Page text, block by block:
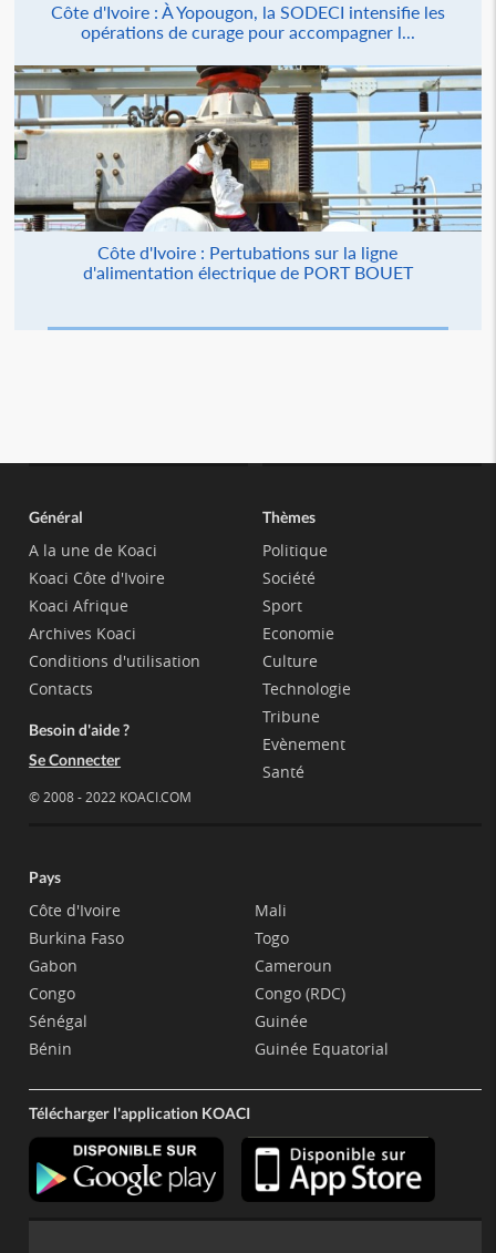
Côte d'Ivoire : À Yopougon, la SODECI intensifie les
opérations de curage pour accompagner l...
Côte d'Ivoire : Pertubations sur la ligne
d'alimentation électrique de PORT BOUET
Général
A la une de Koaci
Koaci Côte d'Ivoire
Koaci Afrique
Archives Koaci
Conditions d'utilisation
Contacts
Besoin d'aide ?
Se Connecter
© 2008 - 2022 KOACI.COM
Thèmes
Politique
Société
Sport
Economie
Culture
Technologie
Tribune
Evènement
Santé
Pays
Côte d'Ivoire
Burkina Faso
Gabon
Congo
Sénégal
Bénin
Mali
Togo
Cameroun
Congo (RDC)
Guinée
Guinée Equatorial
Télécharger l'application KOACI